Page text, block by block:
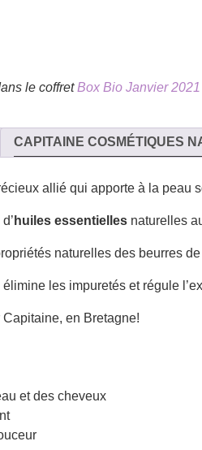
le coffretBox Bio Janvier 2021
CAPITAINE COSMÉTIQUES
allié qui apporte à la peau
huiles essentielles naturelles
naturelles des beurres
les impuretés et régule
en Bretagne!
et des cheveux